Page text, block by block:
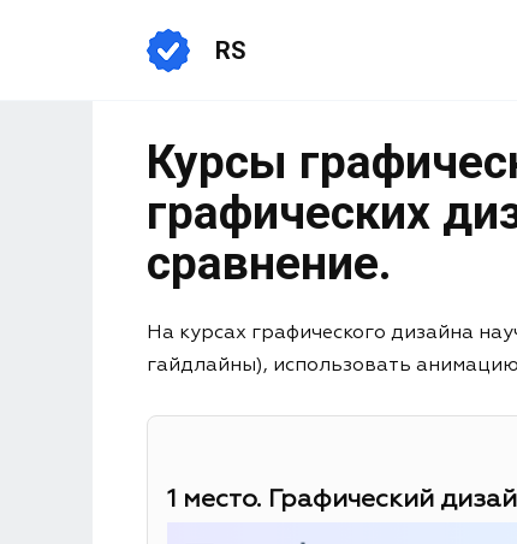
RS
Курсы
графических
сравнение.
На курсах графического дизайна
гайдлайны), использовать
1 место. Графический